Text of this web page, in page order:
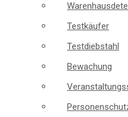
Testkäufer
Testdiebstahl
Bewachung